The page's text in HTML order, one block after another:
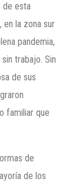
de esta
en la zona sur
pandemia,
trabajo. Sin
de sus
familiar que
de
de los